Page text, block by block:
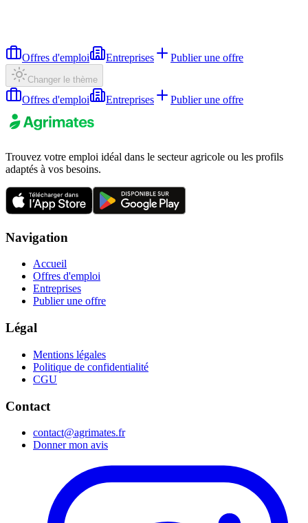
Offres d'emploi Entreprises Publier une offre
Changer le thème
Offres d'emploi Entreprises Publier une offre
Trouvez votre emploi idéal dans le secteur agricole ou les profils
adaptés à vos besoins.
Navigation
Accueil
Offres d'emploi
Entreprises
Publier une offre
Légal
Mentions légales
Politique de confidentialité
CGU
Contact
contact@agrimates.fr
Donner mon avis